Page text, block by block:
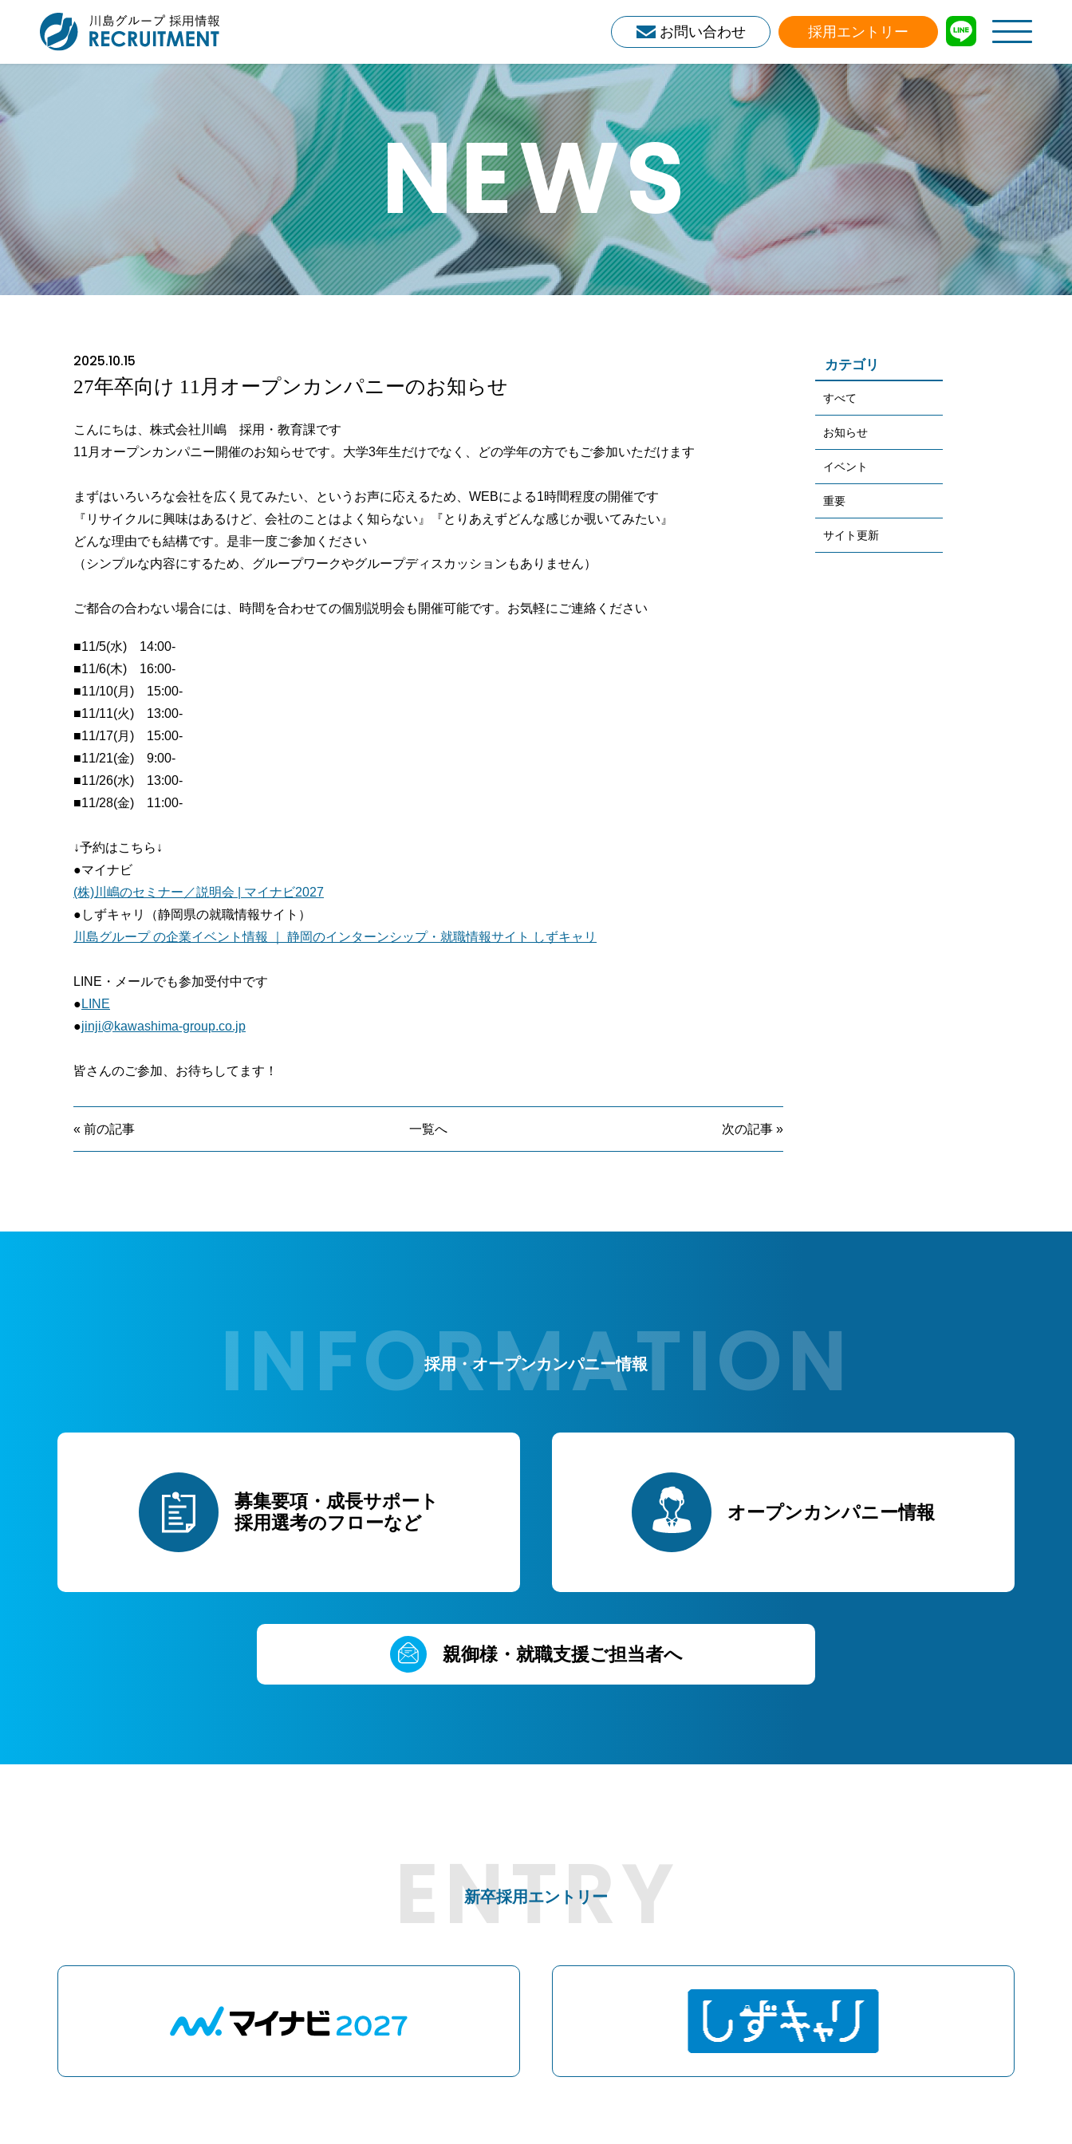
お問い合わせ 採用エントリー
NEWS
2025.10.15
27年卒向け 11月オープンカンパニーのお知らせ
こんにちは、株式会社川嶋 採用・教育課です
11月オープンカンパニー開催のお知らせです。大学3年生だけでなく、どの学年の方でもご参加いただけます
まずはいろいろな会社を広く見てみたい、というお声に応えるため、WEBによる1時間程度の開催です
『リサイクルに興味はあるけど、会社のことはよく知らない』『とりあえずどんな感じか覗いてみたい』
どんな理由でも結構です。是非一度ご参加ください
（シンプルな内容にするため、グループワークやグループディスカッションもありません）
ご都合の合わない場合には、時間を合わせての個別説明会も開催可能です。お気軽にご連絡ください
■11/5(水) 14:00-
■11/6(木) 16:00-
■11/10(月) 15:00-
■11/11(火) 13:00-
■11/17(月) 15:00-
■11/21(金) 9:00-
■11/26(水) 13:00-
■11/28(金) 11:00-
↓予約はこちら↓
●マイナビ
(株)川嶋のセミナー／説明会 | マイナビ2027
●しずキャリ（静岡県の就職情報サイト）
川島グループ の企業イベント情報 ｜ 静岡のインターンシップ・就職情報サイト しずキャリ
LINE・メールでも参加受付中です
● LINE
●jinji@kawashima-group.co.jp
皆さんのご参加、お待ちしてます！
« 前の記事 一覧へ 次の記事 »
カテゴリ
すべて
お知らせ
イベント
重要
サイト更新
採用・オープンカンパニー情報
募集要項・成長サポート
採用選考のフローなど
オープンカンパニー情報
親御様・就職支援ご担当者へ
新卒採用エントリー